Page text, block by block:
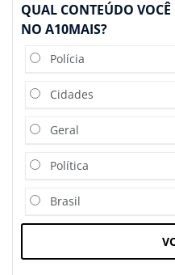
QUAL CONTEÚDO
NO A10MAIS?
Polícia
Cidades
Geral
Política
Brasil